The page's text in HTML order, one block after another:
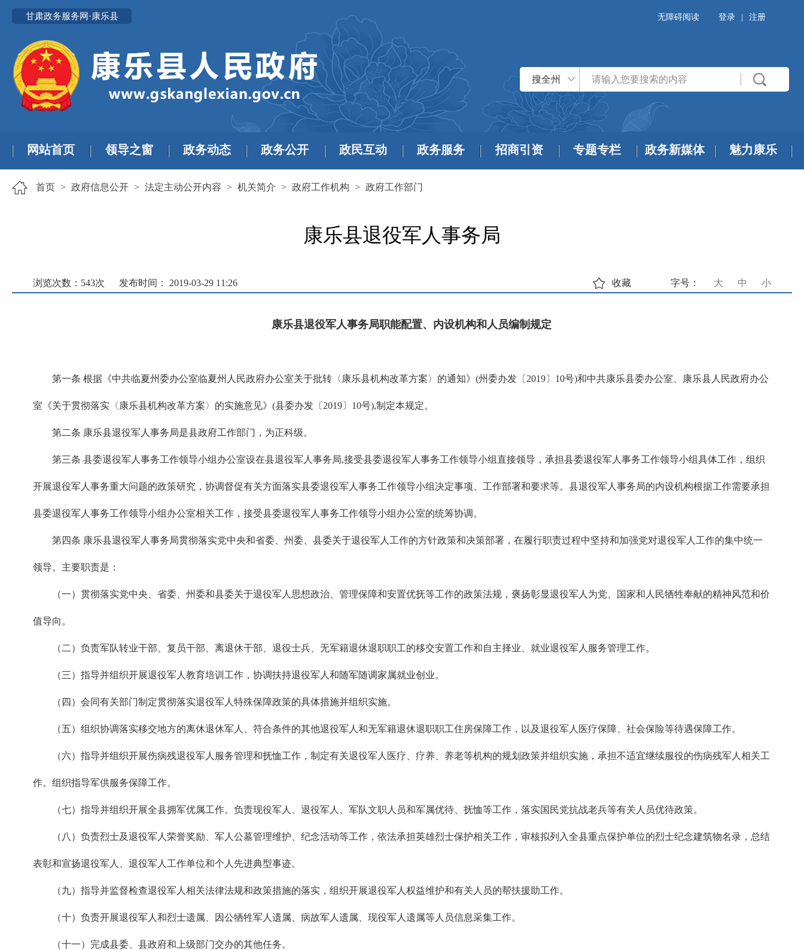
甘肃政务服务网·康乐县 无障碍阅读 登录 注册
搜全州
网站首页 领导之窗 政务动态 政务公开 政民互动 政务服务 招商引资 专题专栏 政务新媒体 魅力康乐
首页 > 政府信息公开 > 法定主动公开内容 > 机关简介 > 政府工作机构 > 政府工作部门
康乐县退役军人事务局
浏览次数： 543次 发布时间： 2019-03-29 11:26 字号： 大 中 小
收藏
康乐县退役军人事务局职能配置、内设机构和人员编制规定
第一条 根据《中共临夏州委办公室临夏州人民政府办公室关于批转〈康乐县机构改革方案〉的通知》(州委办发〔2019〕10号)和中共康乐县委办公室、康乐县人民政府办公
室《关于贯彻落实〈康乐县机构改革方案〉的实施意见》(县委办发〔2019〕10号),制定本规定。
第二条 康乐县退役军人事务局是县政府工作部门，为正科级。
第三条 县委退役军人事务工作领导小组办公室设在县退役军人事务局,接受县委退役军人事务工作领导小组直接领导，承担县委退役军人事务工作领导小组具体工作，组织
开展退役军人事务重大问题的政策研究，协调督促有关方面落实县委退役军人事务工作领导小组决定事项、工作部署和要求等。县退役军人事务局的内设机构根据工作需要承担
县委退役军人事务工作领导小组办公室相关工作，接受县委退役军人事务工作领导小组办公室的统筹协调。
第四条 康乐县退役军人事务局贯彻落实党中央和省委、州委、县委关于退役军人工作的方针政策和决策部署，在履行职责过程中坚持和加强党对退役军人工作的集中统一
领导。主要职责是：
（一）贯彻落实党中央、省委、州委和县委关于退役军人思想政治、管理保障和安置优抚等工作的政策法规，褒扬彰显退役军人为党、国家和人民牺牲奉献的精神风范和价
值导向。
（二）负责军队转业干部、复员干部、离退休干部、退役士兵、无军籍退休退职职工的移交安置工作和自主择业、就业退役军人服务管理工作。
（三）指导并组织开展退役军人教育培训工作，协调扶持退役军人和随军随调家属就业创业。
（四）会同有关部门制定贯彻落实退役军人特殊保障政策的具体措施并组织实施。
（五）组织协调落实移交地方的离休退休军人、符合条件的其他退役军人和无军籍退休退职职工住房保障工作，以及退役军人医疗保障、社会保险等待遇保障工作。
（六）指导并组织开展伤病残退役军人服务管理和抚恤工作，制定有关退役军人医疗、疗养、养老等机构的规划政策并组织实施，承担不适宜继续服役的伤病残军人相关工
作。组织指导军供服务保障工作。
（七）指导并组织开展全县拥军优属工作。负责现役军人、退役军人、军队文职人员和军属优待、抚恤等工作，落实国民党抗战老兵等有关人员优待政策。
（八）负责烈士及退役军人荣誉奖励、军人公墓管理维护、纪念活动等工作，依法承担英雄烈士保护相关工作，审核拟列入全县重点保护单位的烈士纪念建筑物名录，总结
表彰和宣扬退役军人、退役军人工作单位和个人先进典型事迹。
（九）指导并监督检查退役军人相关法律法规和政策措施的落实，组织开展退役军人权益维护和有关人员的帮扶援助工作。
（十）负责开展退役军人和烈士遗属、因公牺牲军人遗属、病故军人遗属、现役军人遗属等人员信息采集工作。
（十一）完成县委、县政府和上级部门交办的其他任务。